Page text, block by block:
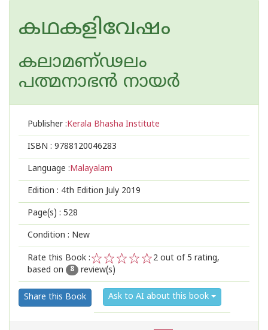
കഥകളിവേഷം
കലാമണ്ഢലം
പത്മനാഭന്‍ നായര്‍
Publisher :Kerala Bhasha Institute
ISBN : 9788120046283
Language :Malayalam
Edition : 4th Edition July 2019
Page(s) : 528
Condition : New
Rate this Book :
2
1
2 out of 5 rating,
based on
8 review(s)
Share this Book Ask to AI about this book